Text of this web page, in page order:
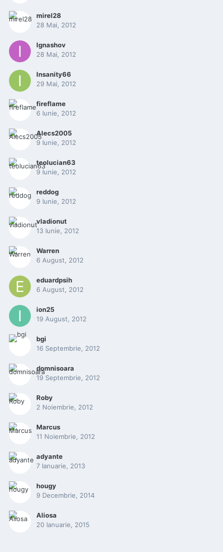
mirel28
28 Mai, 2012
Ignashov
28 Mai, 2012
Insanity66
29 Mai, 2012
fireflame
6 Iunie, 2012
Alecs2005
9 Iunie, 2012
teolucian63
9 Iunie, 2012
reddog
9 Iunie, 2012
vladionut
13 Iunie, 2012
Warren
6 August, 2012
eduardpsih
6 August, 2012
ion25
19 August, 2012
bgi
16 Septembrie, 2012
domnisoara
19 Septembrie, 2012
Roby
2 Noiembrie, 2012
Marcus
11 Noiembrie, 2012
adyante
7 Ianuarie, 2013
hougy
9 Decembrie, 2014
Aliosa
20 Ianuarie, 2015